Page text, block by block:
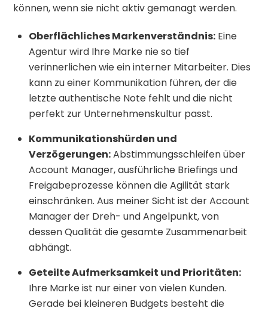
können, wenn sie nicht aktiv gemanagt werden.
Oberflächliches Markenverständnis: Eine
Agentur wird Ihre Marke nie so tief
verinnerlichen wie ein interner Mitarbeiter. Dies
kann zu einer Kommunikation führen, der die
letzte authentische Note fehlt und die nicht
perfekt zur Unternehmenskultur passt.
Kommunikationshürden und
Verzögerungen:Abstimmungsschleifen über
Account Manager, ausführliche Briefings und
Freigabeprozesse können die Agilität stark
einschränken. Aus meiner Sicht ist der Account
Manager der Dreh- und Angelpunkt, von
dessen Qualität die gesamte Zusammenarbeit
abhängt.
Geteilte Aufmerksamkeit und Prioritäten:
Ihre Marke ist nur einer von vielen Kunden.
Gerade bei kleineren Budgets besteht die